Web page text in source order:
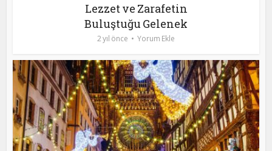
Lezzet ve Zarafetin
Buluştuğu Gelenek
2 yıl önce Yorum Ekle